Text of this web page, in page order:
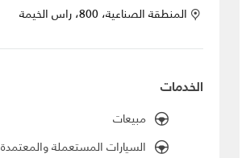
المنطقة الصناعية، 800، راس الخيمة
الخدمات
مبيعات
السيارات المستعملة والمعتمدة